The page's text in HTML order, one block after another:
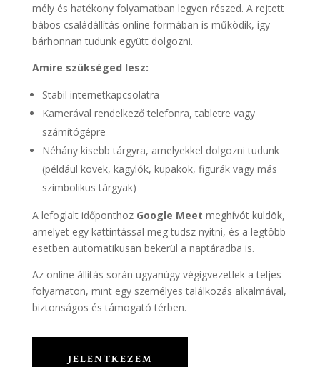
mély és hatékony folyamatban legyen részed. A rejtett
bábos családállítás online formában is működik, így
bárhonnan tudunk együtt dolgozni.
Amire szükséged lesz:
Stabil internetkapcsolatra
Kamerával rendelkező telefonra, tabletre vagy
számítógépre
Néhány kisebb tárgyra, amelyekkel dolgozni tudunk
(például kövek, kagylók, kupakok, figurák vagy más
szimbolikus tárgyak)
A lefoglalt időponthoz Google Meet meghívót küldök,
amelyet egy kattintással meg tudsz nyitni, és a legtöbb
esetben automatikusan bekerül a naptáradba is.
Az online állítás során ugyanúgy végigvezetlek a teljes
folyamaton, mint egy személyes találkozás alkalmával,
biztonságos és támogató térben.
JELENTKEZEM